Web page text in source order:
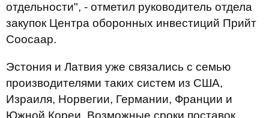
отдельности", - отметил руководитель отдела
закупок Центра оборонных инвестиций Прийт
Соосаар.
Эстония и Латвия уже связались с семью
производителями таких систем из США,
Израиля, Норвегии, Германии, Франции и
Южной Кореи. Возможные сроки поставок